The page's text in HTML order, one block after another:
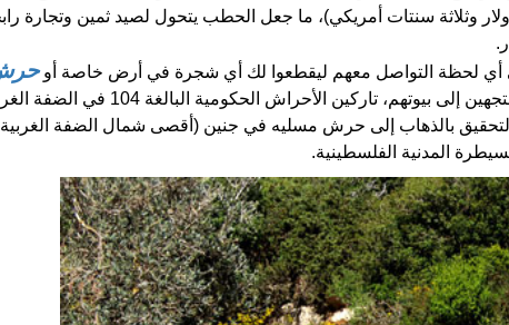
دولار وثلاثة سنتات أمريكي)، ما جعل الحطب يتحول لصيد ثمين
أي لحظة التواصل معهم ليقطعوا لك أي شجرة في أرض خاصة أو
تاركين الأحراش الحكومية البالغة 104 في الضفة الغربية بلا حراسة.
المدنية الفلسطينية.